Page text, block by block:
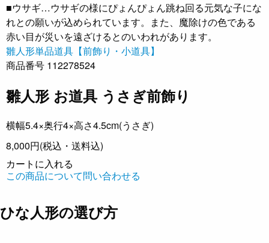
■ウサギ…ウサギの様にぴょんぴょん跳ね回る元気な子にな
れとの願いが込められています。また、魔除けの色である
赤い目が災いを遠ざけるとのいわれがあります。
雛人形単品道具【前飾り・小道具】
商品番号 112278524
雛人形 お道具 うさぎ前飾り
横幅5.4×奥行4×高さ4.5cm(うさぎ)
8,000円(税込・送料込)
カートに入れる
この商品について問い合わせる
ひな人形の選び方